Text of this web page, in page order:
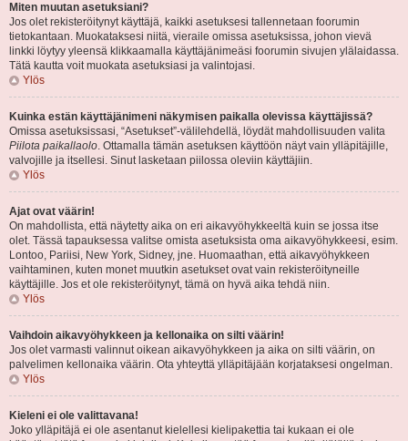
Miten muutan asetuksiani?
Jos olet rekisteröitynyt käyttäjä, kaikki asetuksesi tallennetaan foorumin
tietokantaan. Muokataksesi niitä, vieraile omissa asetuksissa, johon vievä
linkki löytyy yleensä klikkaamalla käyttäjänimeäsi foorumin sivujen ylälaidassa.
Tätä kautta voit muokata asetuksiasi ja valintojasi.
Ylös
Kuinka estän käyttäjänimeni näkymisen paikalla olevissa käyttäjissä?
Omissa asetuksissasi, “Asetukset”-välilehdellä, löydät mahdollisuuden valita
Piilota paikallaolo. Ottamalla tämän asetuksen käyttöön näyt vain ylläpitäjille,
valvojille ja itsellesi. Sinut lasketaan piilossa oleviin käyttäjiin.
Ylös
Ajat ovat väärin!
On mahdollista, että näytetty aika on eri aikavyöhykkeeltä kuin se jossa itse
olet. Tässä tapauksessa valitse omista asetuksista oma aikavyöhykkeesi, esim.
Lontoo, Pariisi, New York, Sidney, jne. Huomaathan, että aikavyöhykkeen
vaihtaminen, kuten monet muutkin asetukset ovat vain rekisteröityneille
käyttäjille. Jos et ole rekisteröitynyt, tämä on hyvä aika tehdä niin.
Ylös
Vaihdoin aikavyöhykkeen ja kellonaika on silti väärin!
Jos olet varmasti valinnut oikean aikavyöhykkeen ja aika on silti väärin, on
palvelimen kellonaika väärin. Ota yhteyttä ylläpitäjään korjataksesi ongelman.
Ylös
Kieleni ei ole valittavana!
Joko ylläpitäjä ei ole asentanut kielellesi kielipakettia tai kukaan ei ole